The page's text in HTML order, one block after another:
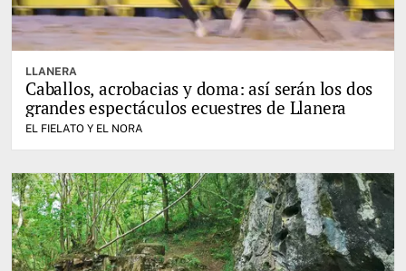
LLANERA
Caballos, acrobacias y doma: así serán los dos
grandes espectáculos ecuestres de Llanera
EL FIELATO Y EL NORA